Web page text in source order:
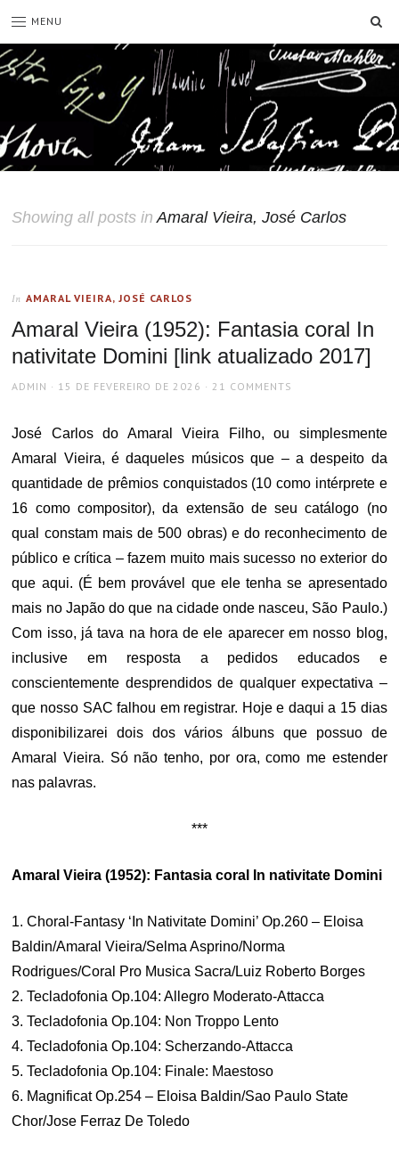
MENU
Showing all posts inAmaral Vieira, José Carlos
In AMARAL VIEIRA, JOSÉ CARLOS
Amaral Vieira (1952): Fantasia coral In
nativitate Domini [link atualizado 2017]
AUTHOR
ADMIN
POSTED
15 DE FEVEREIRO DE 2026 21 COMMENTS
José Carlos do Amaral Vieira Filho, ou simplesmente
Amaral Vieira, é daqueles músicos que – a despeito da
quantidade de prêmios conquistados (10 como intérprete e
16 como compositor), da extensão de seu catálogo (no
qual constam mais de 500 obras) e do reconhecimento de
público e crítica – fazem muito mais sucesso no exterior do
que aqui. (É bem provável que ele tenha se apresentado
mais no Japão do que na cidade onde nasceu, São Paulo.)
Com isso, já tava na hora de ele aparecer em nosso blog,
inclusive em resposta a pedidos educados e
conscientemente desprendidos de qualquer expectativa –
que nosso SAC falhou em registrar. Hoje e daqui a 15 dias
disponibilizarei dois dos vários álbuns que possuo de
Amaral Vieira. Só não tenho, por ora, como me estender
nas palavras.
***
Amaral Vieira (1952): Fantasia coral In nativitate Domini
1. Choral-Fantasy ‘In Nativitate Domini’ Op.260 – Eloisa
Baldin/Amaral Vieira/Selma Asprino/Norma
Rodrigues/Coral Pro Musica Sacra/Luiz Roberto Borges
2. Tecladofonia Op.104: Allegro Moderato-Attacca
3. Tecladofonia Op.104: Non Troppo Lento
4. Tecladofonia Op.104: Scherzando-Attacca
5. Tecladofonia Op.104: Finale: Maestoso
6. Magnificat Op.254 – Eloisa Baldin/Sao Paulo State
Chor/Jose Ferraz De Toledo